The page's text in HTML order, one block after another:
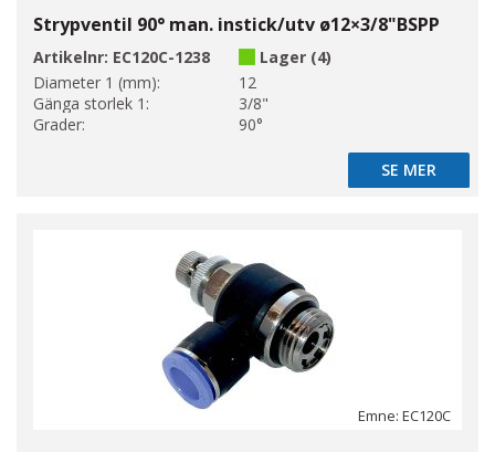
Strypventil 90° man. instick/utv ø12×3/8"BSPP
Artikelnr: EC120C-1238
Lager (4)
Diameter 1 (mm):
12
Gänga storlek 1:
3/8"
Grader:
90°
SE MER
SE MER
Emne: EC120C